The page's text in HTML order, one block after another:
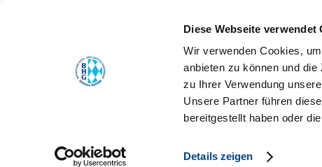
Diese Webseite verwendet
Wir verwenden Cookies,
anbieten zu können und
zu Ihrer Verwendung
Unsere Partner führen
bereitgestellt haben oder
Details zeigen
Hauptamt
Bezirks- und Regionalgeschäftsstellen
Ehrenamt